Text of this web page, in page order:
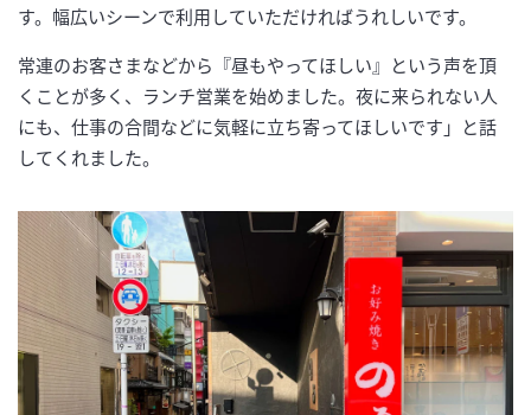
す。幅広いシーンで利用していただければうれしいです。
常連のお客さまなどから『昼もやってほしい』という声を頂
くことが多く、ランチ営業を始めました。夜に来られない人
にも、仕事の合間などに気軽に立ち寄ってほしいです」と話
してくれました。